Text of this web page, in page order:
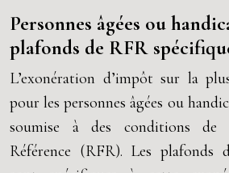
Personnes âgées ou
plafonds de RFR
L’exonération d’impôt sur la
pour les personnes âgées ou
soumise à des conditions de
Référence (RFR). Les plafonds